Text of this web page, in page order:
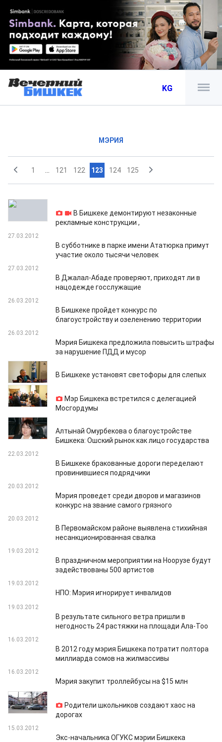
KG
МЭРИЯ
1 121 122 123 124 125
28.03.2012
В Бишкеке демонтируют незаконные
рекламные конструкции ,
27.03.2012
В субботнике в парке имени Ататюрка примут
участие около тысячи человек
27.03.2012
В Джалал-Абаде проверяют, приходят ли в
нацодежде госслужащие
26.03.2012
В Бишкеке пройдет конкурс по
благоустройству и озеленению территории
26.03.2012
Мэрия Бишкека предложила повысить штрафы
за нарушение ПДД и мусор
26.03.2012
В Бишкеке установят светофоры для слепых
23.03.2012
Мэр Бишкека встретился с делегацией
Мосгордумы
22.03.2012
Алтынай Омурбекова о благоустройстве
Бишкека: Ошский рынок как лицо государства
22.03.2012
В Бишкеке бракованные дороги переделают
провинившиеся подрядчики
20.03.2012
Мэрия проведет среди дворов и магазинов
конкурс на звание самого грязного
20.03.2012
В Первомайском районе выявлена стихийная
несанкционированная свалка
19.03.2012
В праздничном мероприятии на Ноорузе будут
задействованы 500 артистов
19.03.2012
НПО: Мэрия игнорирует инвалидов
19.03.2012
В результате сильного ветра пришли в
негодность 24 растяжки на площади Ала-Тоо
16.03.2012
В 2012 году мэрия Бишкека потратит полтора
миллиарда сомов на жилмассивы
16.03.2012
Мэрия закупит троллейбусы на $15 млн
15.03.2012
Родители школьников создают хаос на
дорогах
15.03.2012
Экс-начальника ОГУКС мэрии Бишкека